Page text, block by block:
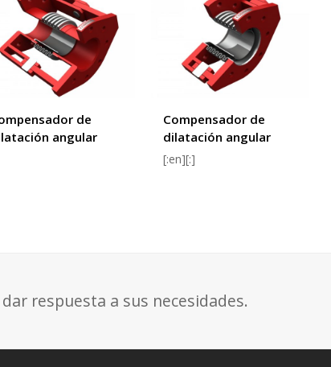
de
angular
Compensador de
dilatación angular
[:en][:]
respuesta a sus necesidades.